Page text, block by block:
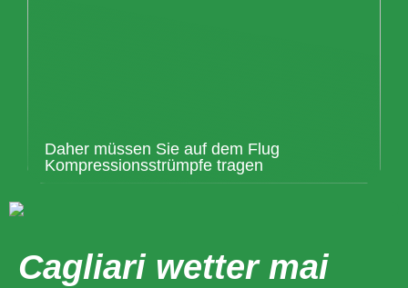
Daher müssen Sie auf dem Flug
Kompressionsstrümpfe tragen
Cagliari wetter mai